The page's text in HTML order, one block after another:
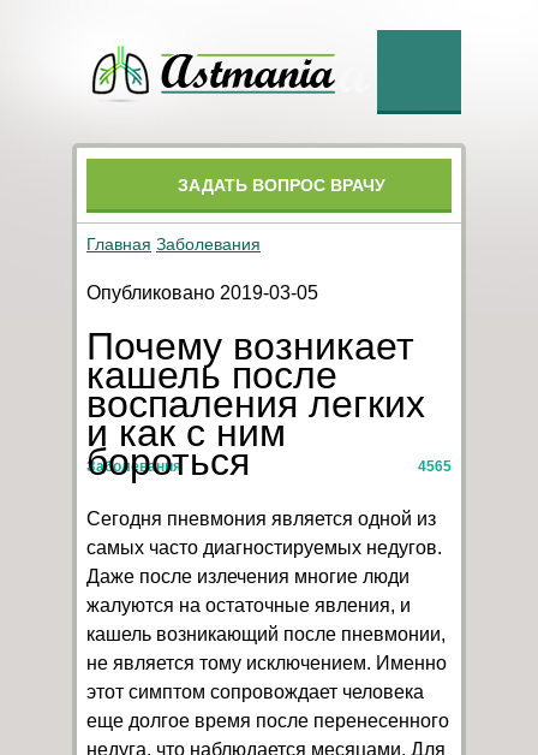
ЗАДАТЬ ВОПРОС ВРАЧУ
Главная Заболевания
Опубликовано 2019-03-05
Почему возникает
кашель после
воспаления легких
и как с ним
бороться
Заболевания 4565
Сегодня пневмония является одной из
самых часто диагностируемых недугов.
Даже после излечения многие люди
жалуются на остаточные явления, и
кашель возникающий после пневмонии,
не является тому исключением. Именно
этот симптом сопровождает человека
еще долгое время после перенесенного
недуга, что наблюдается месяцами. Для